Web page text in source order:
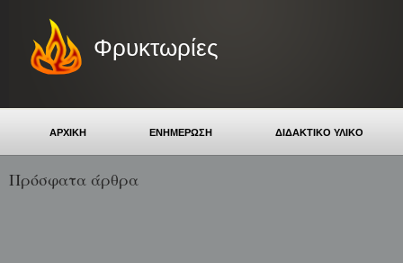
Φρυκτωρίες
ΑΡΧΙΚΗ ΕΝΗΜΕΡΩΣΗ ΔΙΔΑΚΤΙΚΟ ΥΛΙΚΟ
Πρόσφατα άρθρα